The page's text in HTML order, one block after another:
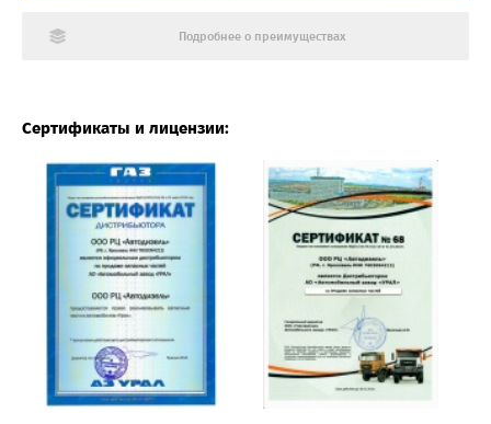
Подробнее о преимуществах
Сертификаты и лицензии: